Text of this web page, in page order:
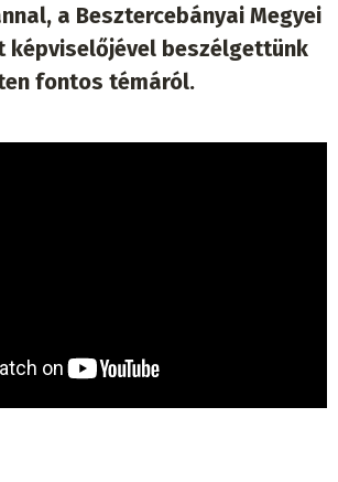
a Besztercebányai Megyei
képviselőjével beszélgettünk
fontos témáról.